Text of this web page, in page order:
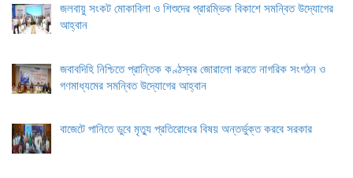
জলবায়ু সংকট মোকাবিলা ও শিশুদের প্রারম্ভিক বিকাশে সমন্বিত উদ্যোগের
আহ্বান
জবাবদিহি নিশ্চিতে প্রান্তিক কণ্ঠস্বর জোরালো করতে নাগরিক সংগঠন ও
গণমাধ্যমের সমন্বিত উদ্যোগের আহ্বান
বাজেটে পানিতে ডুবে মৃত্যু প্রতিরোধের বিষয় অন্তর্ভুক্ত করবে সরকার